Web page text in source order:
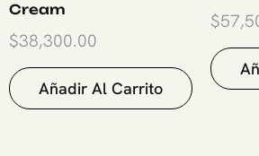
Cream
$38,300.00
Añadir Al Carrito
$